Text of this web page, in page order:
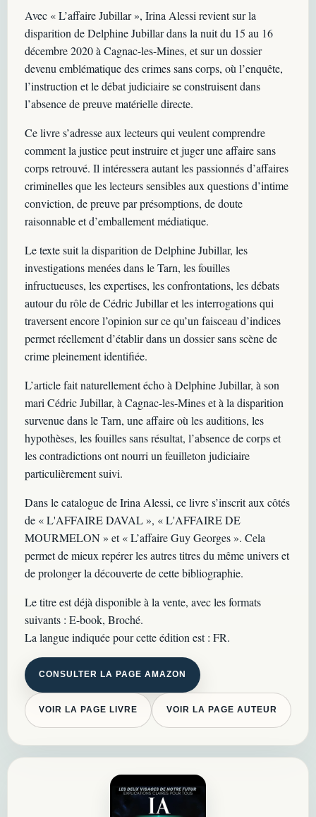
Avec « L’affaire Jubillar », Irina Alessi revient sur la
disparition de Delphine Jubillar dans la nuit du 15 au 16
décembre 2020 à Cagnac-les-Mines, et sur un dossier
devenu emblématique des crimes sans corps, où l’enquête,
l’instruction et le débat judiciaire se construisent dans
l’absence de preuve matérielle directe.
Ce livre s’adresse aux lecteurs qui veulent comprendre
comment la justice peut instruire et juger une affaire sans
corps retrouvé. Il intéressera autant les passionnés d’affaires
criminelles que les lecteurs sensibles aux questions d’intime
conviction, de preuve par présomptions, de doute
raisonnable et d’emballement médiatique.
Le texte suit la disparition de Delphine Jubillar, les
investigations menées dans le Tarn, les fouilles
infructueuses, les expertises, les confrontations, les débats
autour du rôle de Cédric Jubillar et les interrogations qui
traversent encore l’opinion sur ce qu’un faisceau d’indices
permet réellement d’établir dans un dossier sans scène de
crime pleinement identifiée.
L’article fait naturellement écho à Delphine Jubillar, à son
mari Cédric Jubillar, à Cagnac-les-Mines et à la disparition
survenue dans le Tarn, une affaire où les auditions, les
hypothèses, les fouilles sans résultat, l’absence de corps et
les contradictions ont nourri un feuilleton judiciaire
particulièrement suivi.
Dans le catalogue de Irina Alessi, ce livre s’inscrit aux côtés
de « L'AFFAIRE DAVAL », « L'AFFAIRE DE
MOURMELON » et « L’affaire Guy Georges ». Cela
permet de mieux repérer les autres titres du même univers et
de prolonger la découverte de cette bibliographie.
Le titre est déjà disponible à la vente, avec les formats
suivants : E-book, Broché.
La langue indiquée pour cette édition est : FR.
CONSULTER LA PAGE AMAZON
VOIR LA PAGE LIVRE VOIR LA PAGE AUTEUR